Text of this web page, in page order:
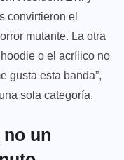
convirtieron el
mutante. La otra
o el acrílico no
gusta esta banda”,
sola categoría.
un